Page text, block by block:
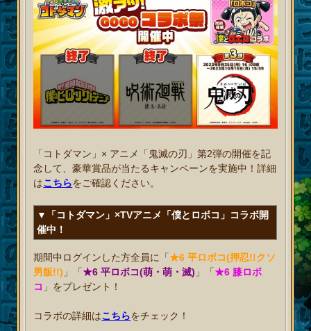
「コトダマン」× アニメ「鬼滅の刃」第2弾の開催を記
念して、豪華賞品が当たるキャンペーンを実施中！詳細
はこちらをご確認ください。
▼「コトダマン」×TVアニメ「僕とロボコ」コラボ開
催中！
期間中ログインした方全員に「★6 平ロボコ(押忍!!クソ
男飯!!) 」「★6 平ロボコ(萌・萌・滅) 」「★6 膝ロボ
コ 」をプレゼント！
コラボの詳細はこちらをチェック！